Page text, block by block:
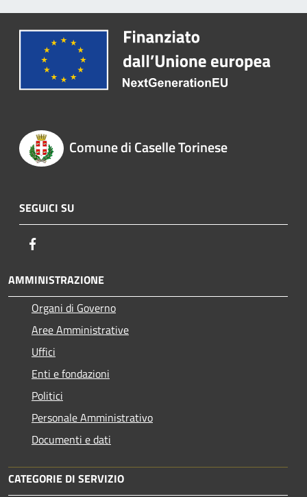
Comune di Caselle Torinese
SEGUICI SU
AMMINISTRAZIONE
Organi di Governo
Aree Amministrative
Uffici
Enti e fondazioni
Politici
Personale Amministrativo
Documenti e dati
CATEGORIE DI SERVIZIO